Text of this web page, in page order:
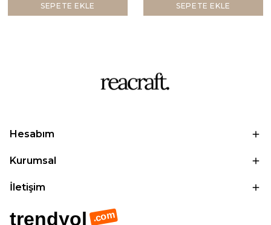
SEPETE EKLE SEPETE EKLE
Hesabım
Kurumsal
İletişim
trendyol .com